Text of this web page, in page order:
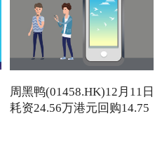
周黑鸭(01458.HK)12月11日
耗资24.56万港元回购14.75